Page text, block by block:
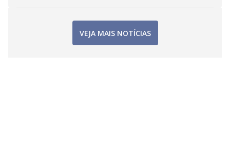
VEJA MAIS NOTÍCIAS